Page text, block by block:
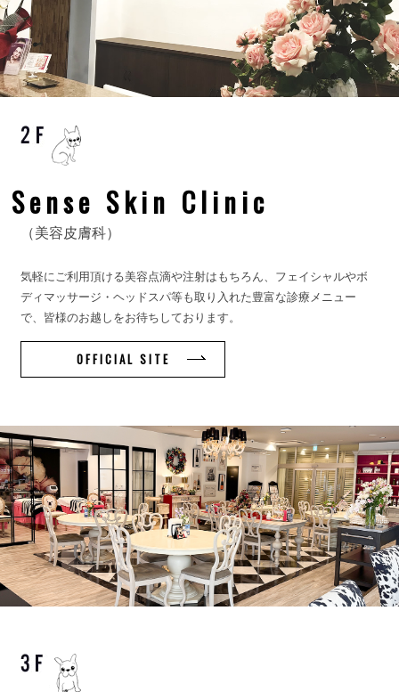
Sense Skin Clinic
（美容皮膚科）
気軽にご利用頂ける美容点滴や注射はもちろん、フェイシャルやボ
ディマッサージ・ヘッドスパ等も取り入れた豊富な診療メニュー
で、皆様のお越しをお待ちしております。
OFFICIAL SITE